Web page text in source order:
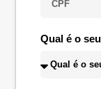
Qual é o